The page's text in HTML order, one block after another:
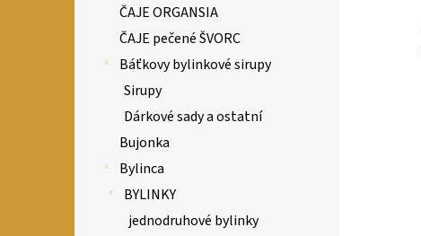
ČAJE ORGANSIA
ČAJE pečené ŠVORC
Báťkovy bylinkové sirupy
Sirupy
Dárkové sady a ostatní
Bujonka
Bylinca
BYLINKY
jednodruhové bylinky